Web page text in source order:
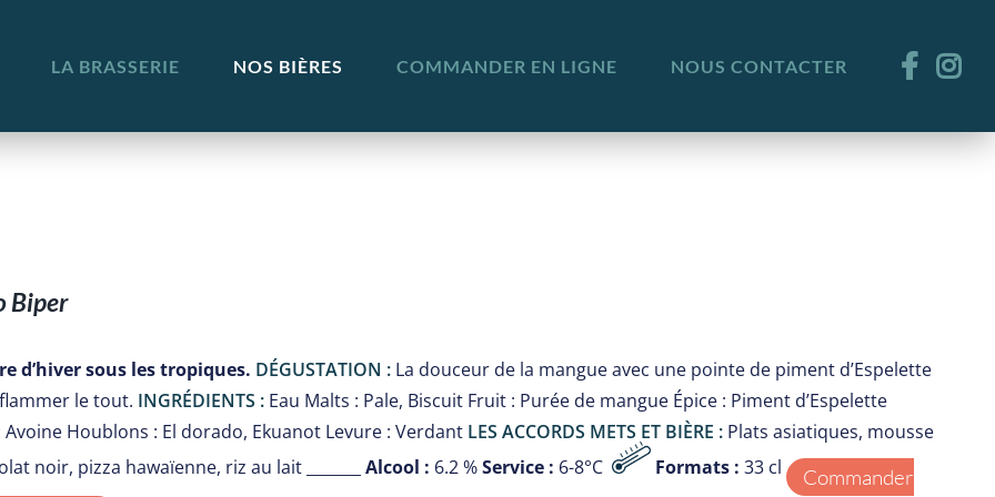
LA BRASSERIE NOS BIÈRES COMMANDER EN LIGNE NOUS CONTACTER
Biper
d’hiver sous les tropiques. DÉGUSTATION :La douceur de la mangue avec une pointe de piment d’Espelette
le tout. INGRÉDIENTS :Eau Malts : Pale, Biscuit Fruit : Purée de mangue Épice : Piment d’Espelette
Avoine Houblons : El dorado, Ekuanot Levure : Verdant LES ACCORDS METS ET BIÈRE :Plats asiatiques, mousse
noir, pizza hawaïenne, riz au lait _______ Alcool : 6.2 %Service : 6-8°C Formats : 33 cl
Commander